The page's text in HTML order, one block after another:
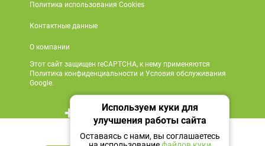
Нет в наличии
Политика использования Cookies
Контактные данные
О компании
Этот сайт защищен reCAPTCHA, к нему применяются
Политика конфиденциальности и Условия обслуживания
Google.
+7 495 419 18 18
Мы в социальных сетях
Используем куки для
улучшения работы сайта
Оставаясь с нами, вы соглашаетесь